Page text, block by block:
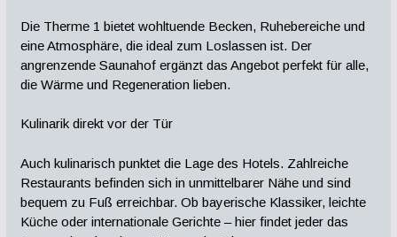
Die Therme 1 bietet wohltuende Becken, Ruhebereiche und
eine Atmosphäre, die ideal zum Loslassen ist. Der
angrenzende Saunahof ergänzt das Angebot perfekt für alle,
die Wärme und Regeneration lieben.
Kulinarik direkt vor der Tür
Auch kulinarisch punktet die Lage des Hotels. Zahlreiche
Restaurants befinden sich in unmittelbarer Nähe und sind
bequem zu Fuß erreichbar. Ob bayerische Klassiker, leichte
Küche oder internationale Gerichte – hier findet jeder das